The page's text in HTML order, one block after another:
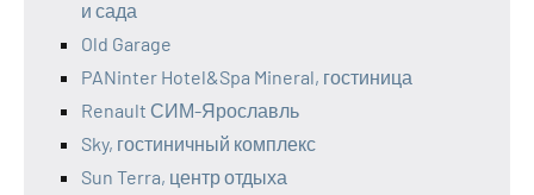
и сада
Old Garage
PANinter Hotel&Spa Mineral, гостиница
Renault СИМ-Ярославль
Sky, гостиничный комплекс
Sun Terra, центр отдыха